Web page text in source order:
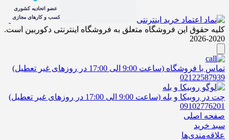
کلیه حقوق این فروشگاه متعلق به فروشگاه اینترنتی دکوربین است.
2020-2026
تماس با فروشگاه (ساعت 9:00 الی 17:00 در روزهای غیر تعطیل)
02122587939
چت در روبیکا و بله (ساعت 9:00 الی 17:00 در روزهای غیر تعطیل)
09102776201
صفحه اصلی
سبد خرید
علاقه‌مندی‌ها